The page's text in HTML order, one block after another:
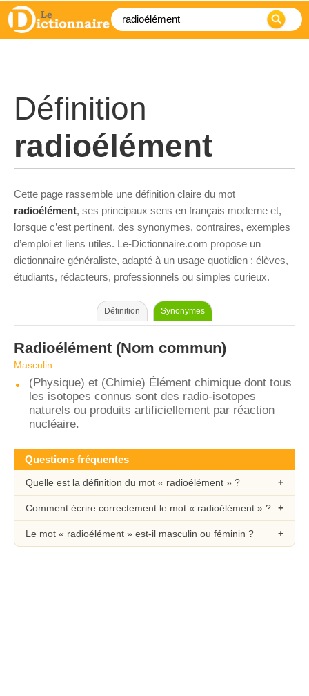
Définition
radioélément
Cette page rassemble une définition claire du mot
radioélément, ses principaux sens en français moderne et,
lorsque c’est pertinent, des synonymes, contraires, exemples
d’emploi et liens utiles. Le-Dictionnaire.com propose un
dictionnaire généraliste, adapté à un usage quotidien : élèves,
étudiants, rédacteurs, professionnels ou simples curieux.
Définition Synonymes
Radioélément (Nom commun)
Masculin
(Physique) et (Chimie) Élément chimique dont tous
les isotopes connus sont des radio-isotopes
naturels ou produits artificiellement par réaction
nucléaire.
Questions fréquentes
Quelle est la définition du mot « radioélément » ?
Comment écrire correctement le mot « radioélément » ?
Le mot « radioélément » est-il masculin ou féminin ?